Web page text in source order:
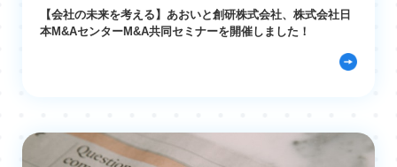
【会社の未来を考える】あおいと創研株式会社、株式会社日
本M&AセンターM&A共同セミナーを開催しました！